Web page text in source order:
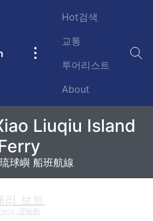
Main
Hot검색
교통
투어리스트
About
Pingtung and
航線
Liuqiu Island
球嶼 船班航線
리 보트
渡輪船